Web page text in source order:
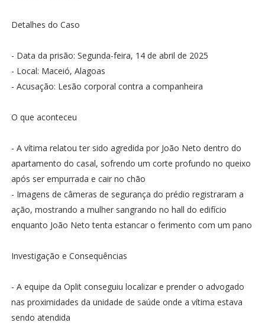
Detalhes do Caso
- Data da prisão: Segunda-feira, 14 de abril de 2025
- Local: Maceió, Alagoas
- Acusação: Lesão corporal contra a companheira
O que aconteceu
- A vítima relatou ter sido agredida por João Neto dentro do
apartamento do casal, sofrendo um corte profundo no queixo
após ser empurrada e cair no chão
- Imagens de câmeras de segurança do prédio registraram a
ação, mostrando a mulher sangrando no hall do edifício
enquanto João Neto tenta estancar o ferimento com um pano
Investigação e Consequências
- A equipe da Oplit conseguiu localizar e prender o advogado
nas proximidades da unidade de saúde onde a vítima estava
sendo atendida